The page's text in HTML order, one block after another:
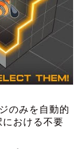
のみを自動的
おける不要